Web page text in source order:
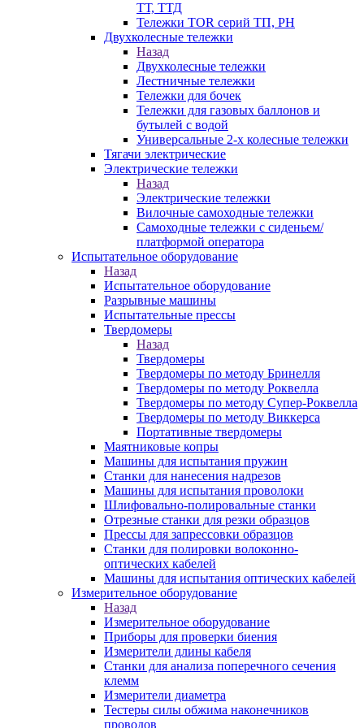
ТТ, ТТД
Тележки TOR серий ТП, PH
Двухколесные тележки
Назад
Двухколесные тележки
Лестничные тележки
Тележки для бочек
Тележки для газовых баллонов и
бутылей с водой
Универсальные 2-х колесные тележки
Тягачи электрические
Электрические тележки
Назад
Электрические тележки
Вилочные самоходные тележки
Самоходные тележки с сиденьем/
платформой оператора
Испытательное оборудование
Назад
Испытательное оборудование
Разрывные машины
Испытательные прессы
Твердомеры
Назад
Твердомеры
Твердомеры по методу Бринелля
Твердомеры по методу Роквелла
Твердомеры по методу Супер-Роквелла
Твердомеры по методу Виккерса
Портативные твердомеры
Маятниковые копры
Машины для испытания пружин
Станки для нанесения надрезов
Машины для испытания проволоки
Шлифовально-полировальные станки
Отрезные станки для резки образцов
Прессы для запрессовки образцов
Станки для полировки волоконно-
оптических кабелей
Машины для испытания оптических кабелей
Измерительное оборудование
Назад
Измерительное оборудование
Приборы для проверки биения
Измерители длины кабеля
Станки для анализа поперечного сечения
клемм
Измерители диаметра
Тестеры силы обжима наконечников
проводов